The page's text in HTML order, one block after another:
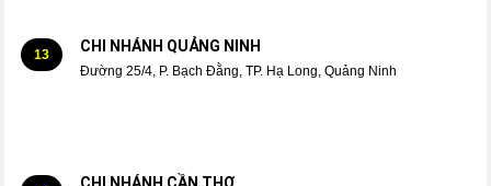
13 CHI NHÁNH QUẢNG NINH
Đường 25/4, P. Bạch Đằng, TP. Hạ Long, Quảng Ninh